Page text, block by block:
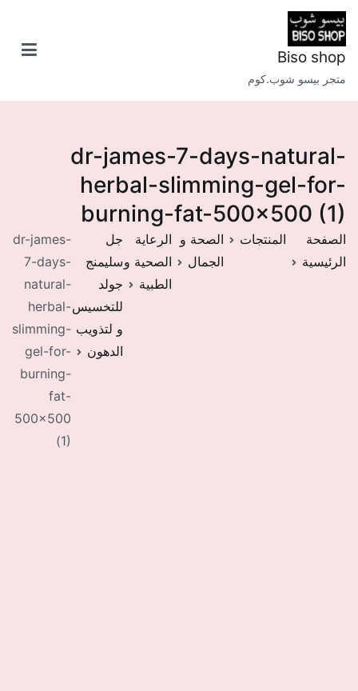
تخطى
إلى
المحتوى
Biso shop
متجر بيسو شوب.كوم
dr-james-7-days-natural-
herbal-slimming-gel-for-
burning-fat-500×500 (1)
الصفحة
الرئيسية
المنتجات
الصحة و
الجمال
الرعاية
الصحية و
الطبية
جل
سليمنج
جولد
للتخسيس
و لتذويب
الدهون
dr-james-
7-days-
natural-
herbal-
slimming-
gel-for-
burning-
fat-
500×500
(1)